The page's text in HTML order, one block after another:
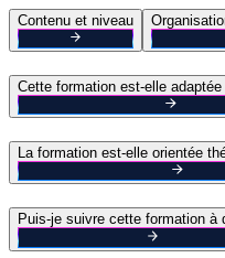
Contenu et niveau
Cette formation est-elle
La formation est-elle orientée
Puis-je suivre cette formation à